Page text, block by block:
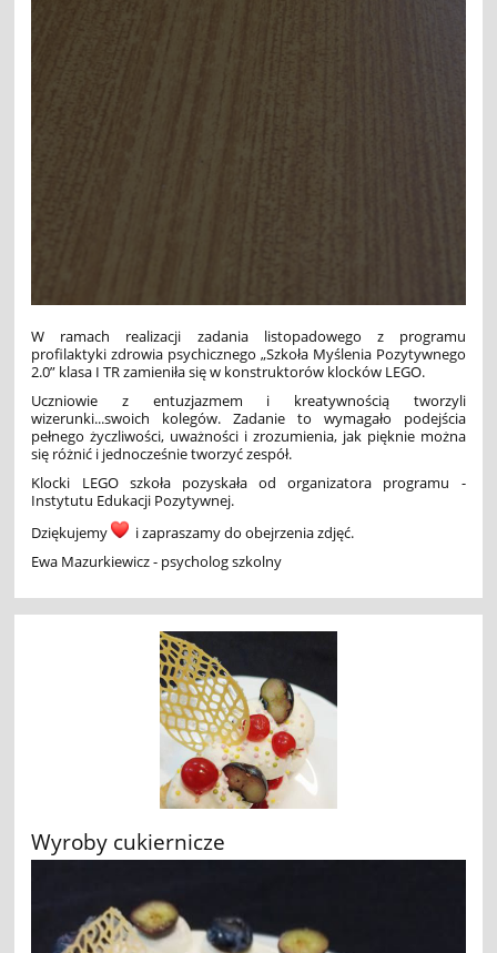
W ramach realizacji zadania listopadowego z programu
profilaktyki zdrowia psychicznego „Szkoła Myślenia Pozytywnego
2.0” klasa I TR zamieniła się w konstruktorów klocków LEGO.
Uczniowie z entuzjazmem i kreatywnością tworzyli
wizerunki...swoich kolegów. Zadanie to wymagało podejścia
pełnego życzliwości, uważności i zrozumienia, jak pięknie można
się różnić i jednocześnie tworzyć zespół.
Klocki LEGO szkoła pozyskała od organizatora programu -
Instytutu Edukacji Pozytywnej.
Dziękujemy
i zapraszamy do obejrzenia zdjęć.
Ewa Mazurkiewicz - psycholog szkolny
Wyroby cukiernicze